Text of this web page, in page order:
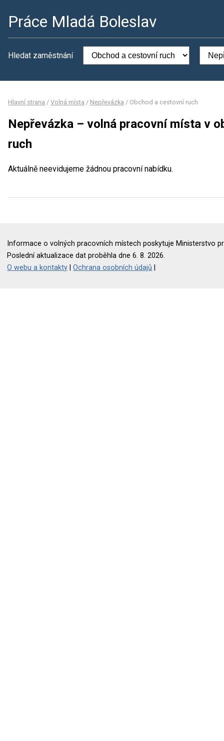
Práce Mladá Boleslav
Hledat zaměstnání
Hlavní strana / Volná místa / Nepřevázka / Obchod a cestovní ruch
Nepřevázka – volná pracovní místa v
ruch
Aktuálně neevidujeme žádnou pracovní nabídku.
Informace o volných pracovních místech poskytuje Ministerstvo
Poslední aktualizace dat proběhla dne 6. 8. 2026.
O webu a kontakty |Ochrana osobních údajů